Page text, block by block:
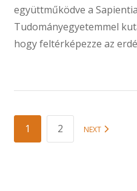
együttműködve a
Tudományegyetemmel
hogy feltérképezze az
1 2 NEXT